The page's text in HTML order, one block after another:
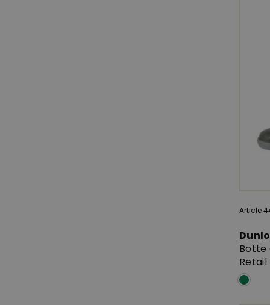
Article
Botte
Retail